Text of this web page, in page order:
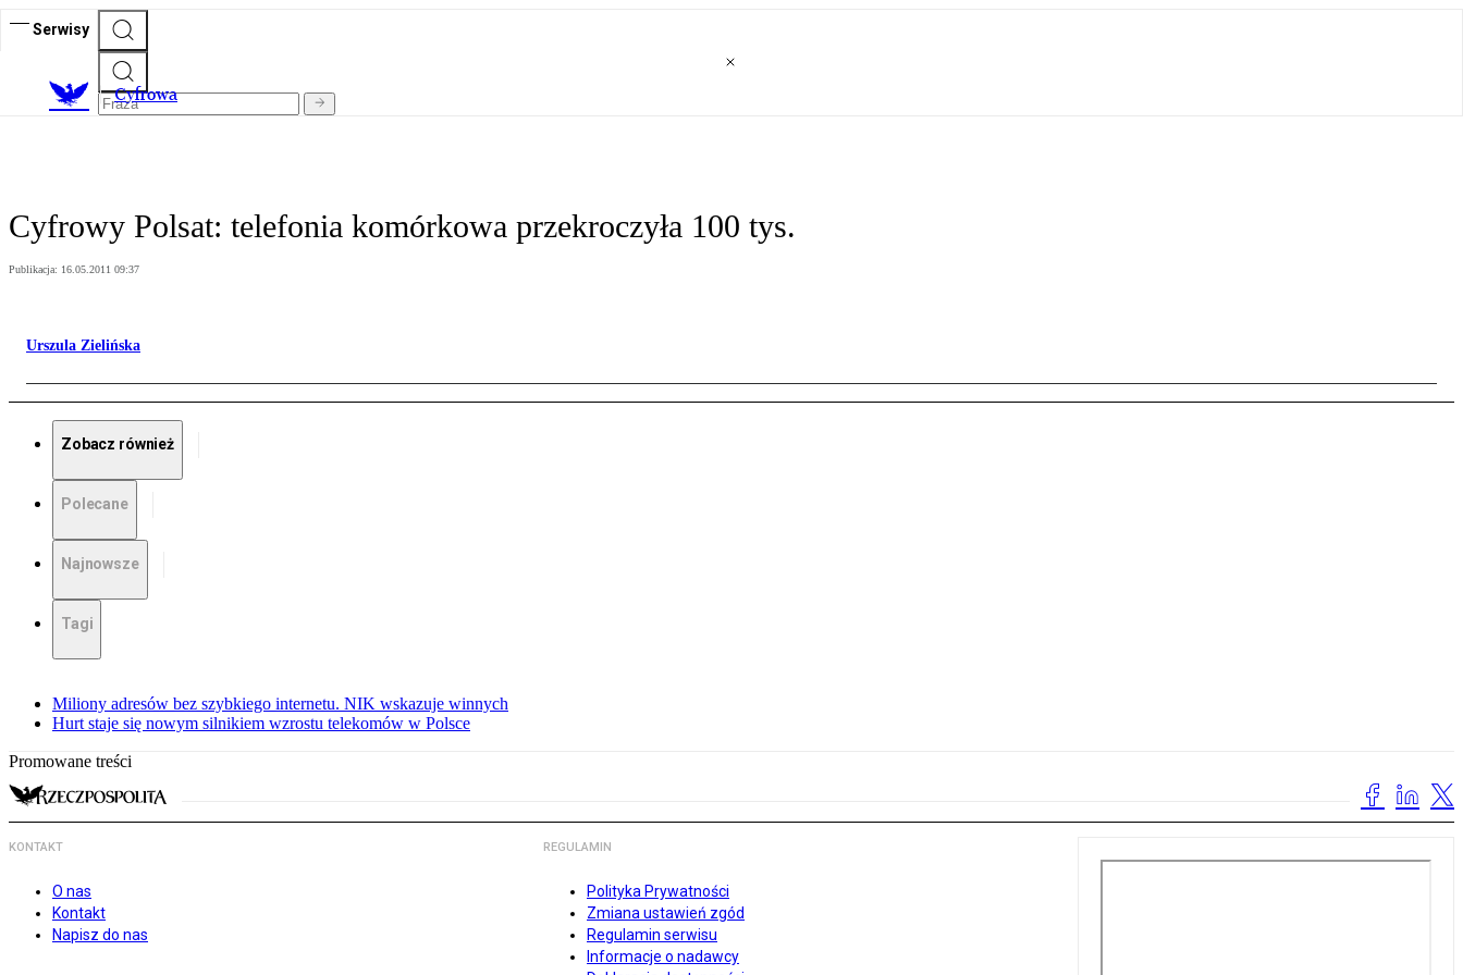
Serwisy
Cyfrowa
Cyfrowy Polsat: telefonia komórkowa przekroczyła 100 tys.
Publikacja: 16.05.2011 09:37
Urszula Zielińska
Zobacz również
Polecane
Najnowsze
Tagi
Miliony adresów bez szybkiego internetu. NIK wskazuje winnych
Hurt staje się nowym silnikiem wzrostu telekomów w Polsce
Promowane treści
KONTAKT
O nas
Kontakt
Napisz do nas
REGULAMIN
Polityka Prywatności
Zmiana ustawień zgód
Regulamin serwisu
Informacje o nadawcy